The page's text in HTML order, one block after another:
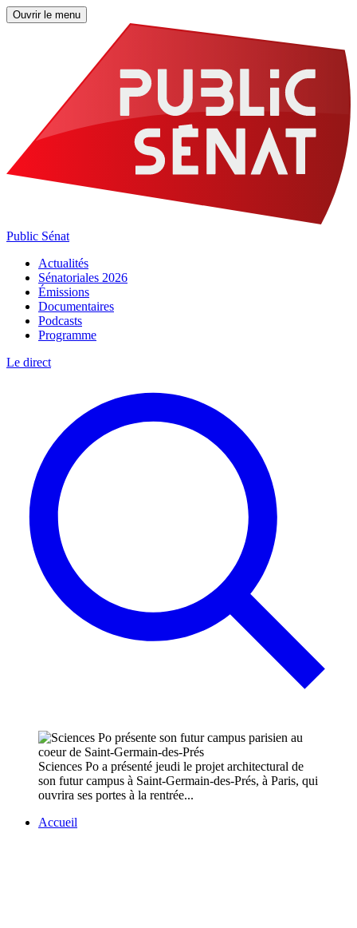
Ouvrir le menu
Public Sénat
Actualités
Sénatoriales 2026
Émissions
Documentaires
Podcasts
Programme
Le direct
Sciences Po a présenté jeudi le projet architectural de
son futur campus à Saint-Germain-des-Prés, à Paris, qui
ouvrira ses portes à la rentrée...
Accueil